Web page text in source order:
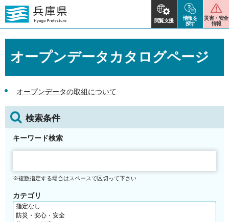
閲覧支援
情報を
探す
災害・安全
情報
オープンデータカタログページ
オープンデータの取組について
検索条件
キーワード検索
※複数指定する場合はスペースで区切って下さい
カテゴリ